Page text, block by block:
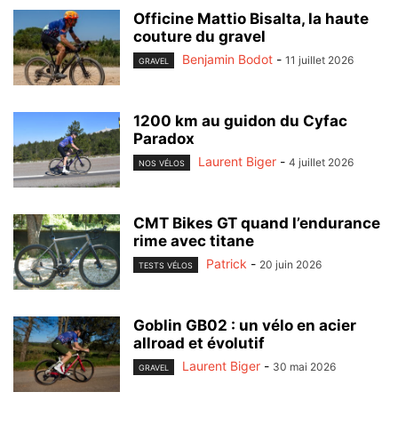
Officine Mattio Bisalta, la haute
couture du gravel
GRAVEL Benjamin Bodot - 11 juillet 2026
1200 km au guidon du Cyfac
Paradox
NOS VÉLOS Laurent Biger - 4 juillet 2026
CMT Bikes GT quand l’endurance
rime avec titane
TESTS VÉLOS Patrick - 20 juin 2026
Goblin GB02 : un vélo en acier
allroad et évolutif
GRAVEL Laurent Biger - 30 mai 2026